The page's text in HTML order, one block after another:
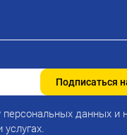
Подписаться
данных и